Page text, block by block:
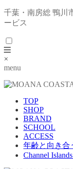
千葉・南房総 鴨川
ービス
×
menu
TOP
SHOP
BRAND
SCHOOL
ACCESS
年齢と向き合
Channel